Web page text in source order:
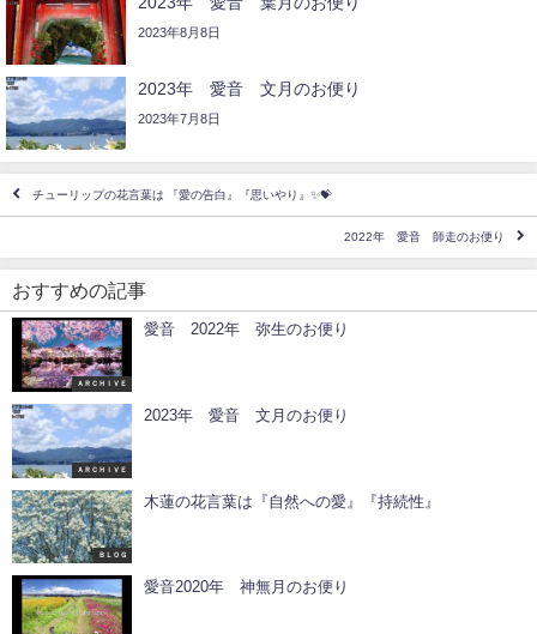
2023年8月8日
2023年 愛音 文月のお便り
2023年7月8日
チューリップの花言葉は 『愛の告白』『思いやり』✨💝
2022年 愛音 師走のお便り
おすすめの記事
ＡＲＣＨＩＶＥ
愛音 2022年 弥生のお便り
ＡＲＣＨＩＶＥ
2023年 愛音 文月のお便り
ＢＬＯＧ
木蓮の花言葉は『自然への愛』『持続性』
愛音2020年 神無月のお便り